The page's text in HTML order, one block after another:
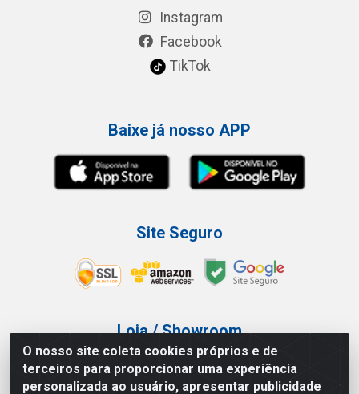
O nosso site coleta cookies próprios e de
terceiros para proporcionar uma experiência
personalizada ao usuário, apresentar publicidade
Instagram
Facebook
TikTok
Baixe já nosso APP
Site Seguro
Loja / Showroom
Tel.: (11) 3227-0546
Av Vautier, 587/597 - Pari - São Paulo/SP